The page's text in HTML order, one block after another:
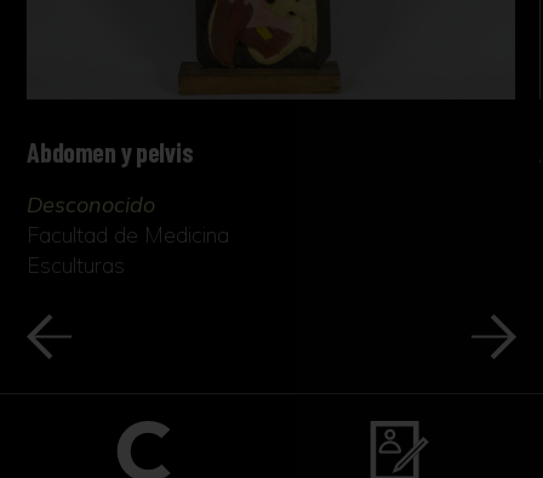
Abdomen y pelvis
Desconocido
Facultad de Medicina
Esculturas